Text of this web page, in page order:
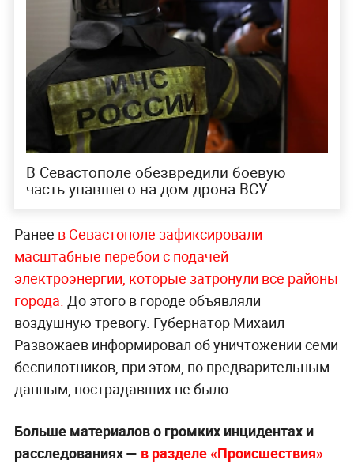
В Севастополе обезвредили боевую
часть упавшего на дом дрона ВСУ
Ранее в Севастополе зафиксировали
масштабные перебои с подачей
электроэнергии, которые затронули все районы
города. До этого в городе объявляли
воздушную тревогу. Губернатор Михаил
Развожаев информировал об уничтожении семи
беспилотников, при этом, по предварительным
данным, пострадавших не было.
Больше материалов о громких инцидентах и
расследованиях — в разделе «Происшествия»